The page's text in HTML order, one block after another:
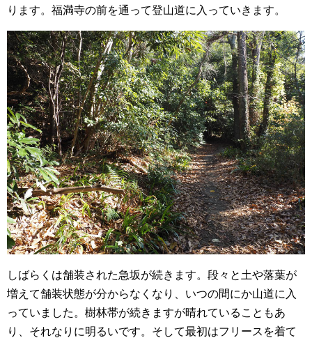
ります。福満寺の前を通って登山道に入っていきます。
しばらくは舗装された急坂が続きます。段々と土や落葉が
増えて舗装状態が分からなくなり、いつの間にか山道に入
っていました。樹林帯が続きますが晴れていることもあ
り、それなりに明るいです。そして最初はフリースを着て